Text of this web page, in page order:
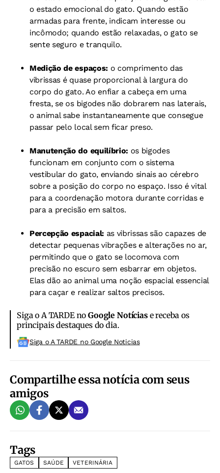
o estado emocional do gato. Quando estão
armadas para frente, indicam interesse ou
incômodo; quando estão relaxadas, o gato se
sente seguro e tranquilo.
Medição de espaços: o comprimento das
vibrissas é quase proporcional à largura do
corpo do gato. Ao enfiar a cabeça em uma
fresta, se os bigodes não dobrarem nas laterais,
o animal sabe instantaneamente que consegue
passar pelo local sem ficar preso.
Manutenção do equilíbrio: os bigodes
funcionam em conjunto com o sistema
vestibular do gato, enviando sinais ao cérebro
sobre a posição do corpo no espaço. Isso é vital
para a coordenação motora durante corridas e
para a precisão em saltos.
Percepção espacial: as vibrissas são capazes de
detectar pequenas vibrações e alterações no ar,
permitindo que o gato se locomova com
precisão no escuro sem esbarrar em objetos.
Elas dão ao animal uma noção espacial essencial
para caçar e realizar saltos precisos.
Siga o A TARDE noGoogle Notíciase receba os
principais destaques do dia.
Siga o A TARDE no Google Noticias
Compartilhe essa notícia com seus
amigos
Tags
GATOS SAÚDE VETERINÁRIA